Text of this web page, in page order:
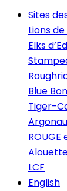
Sites
Lions
Elks
Blue
Tiger-
LCF
English